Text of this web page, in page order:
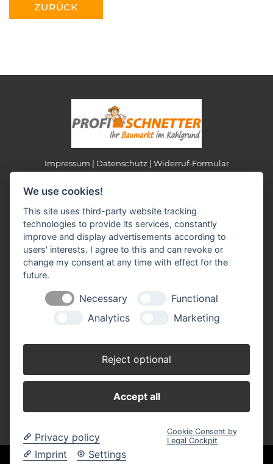
ZURÜCK
Impressum Datenschutz Widerruf-Formular
Profi Schnetter
AS Jürgen Schnetter e.K.
Am Bahnhof 6+8
63825 Schöllkrippen
E-Mail: verkauf(at)profi-schnetter.de
Öffnungszeiten
14.00 - 18.30 Uhr
Samstag
08.30 - 16.30 Uhr
We use cookies!
This site uses third-party website tracking
technologies to provide its services, constantly
improve and display advertisements according to
users' interests. I agree to this and can revoke or
change my consent at any time with effect for the
future.
Necessary
Functional
Analytics
Marketing
Reject optional
Accept all
Privacy policy
Imprint
Settings
Cookie Consent by
Legal Cockpit